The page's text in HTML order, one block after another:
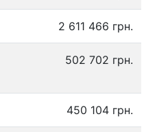
2 611 466 грн.
502 702 грн.
450 104 грн.